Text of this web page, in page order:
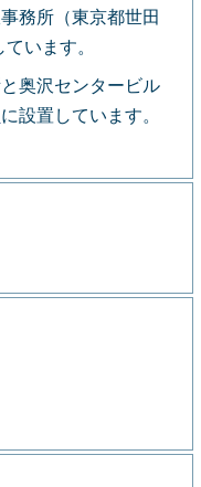
務所（東京都世田
います。
奥沢センタービル
に設置しています。